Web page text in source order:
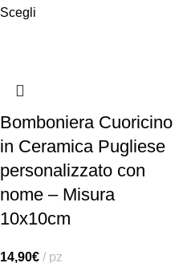
Scegli
Bomboniera Cuoricino
in Ceramica Pugliese
personalizzato con
nome – Misura
10x10cm
14,90€
pz